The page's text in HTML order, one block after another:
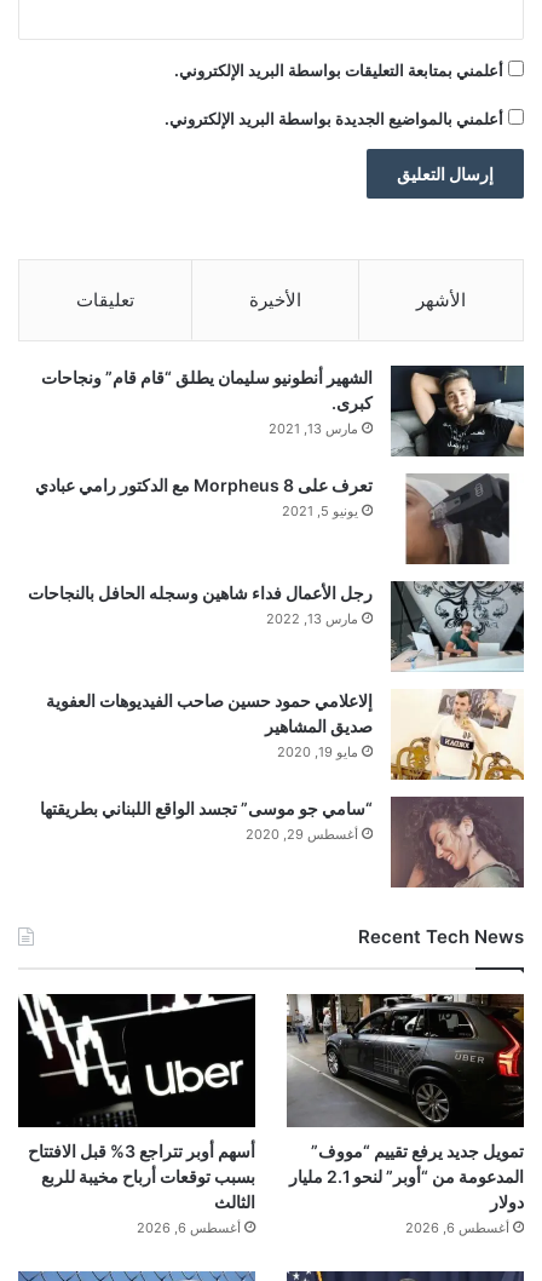
أعلمني بمتابعة التعليقات بواسطة البريد الإلكتروني.
أعلمني بالمواضيع الجديدة بواسطة البريد الإلكتروني.
الأشهر الأخيرة تعليقات
الشهير أنطونيو سليمان يطلق “قام قام” ونجاحات
كبرى.
مارس 13, 2021
تعرف على Morpheus 8 مع الدكتور رامي عبادي
يونيو 5, 2021
رجل الأعمال فداء شاهين وسجله الحافل بالنجاحات
مارس 13, 2022
إلاعلامي حمود حسين صاحب الفيديوهات العفوية
صديق المشاهير
مايو 19, 2020
“سامي جو موسى” تجسد الواقع اللبناني بطريقتها
أغسطس 29, 2020
Recent Tech News
تمويل جديد يرفع تقييم “مووف”
المدعومة من “أوبر” لنحو 2.1 مليار
دولار
أغسطس 6, 2026
أسهم أوبر تتراجع 3% قبل الافتتاح
بسبب توقعات أرباح مخيبة للربع
الثالث
أغسطس 6, 2026